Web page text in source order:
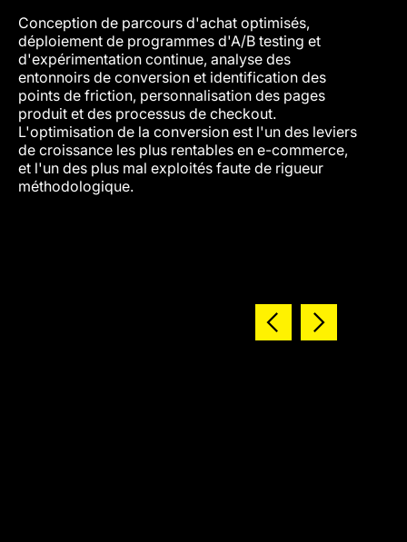
Conception de parcours d'achat optimisés,
déploiement de programmes d'A/B testing et
d'expérimentation continue, analyse des
entonnoirs de conversion et identification des
points de friction, personnalisation des pages
produit et des processus de checkout.
L'optimisation de la conversion est l'un des leviers
de croissance les plus rentables en e-commerce,
et l'un des plus mal exploités faute de rigueur
méthodologique.